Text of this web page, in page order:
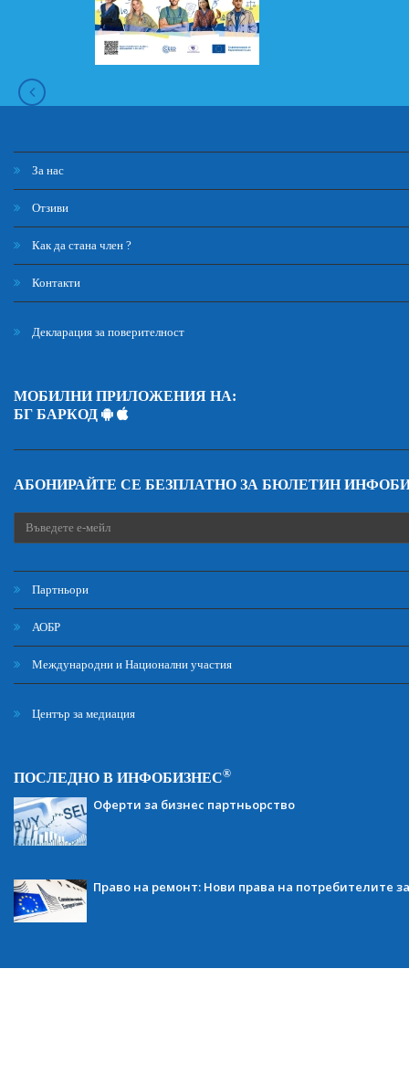
За нас
Отзиви
Как да стана член ?
Контакти
Декларация за поверителност
МОБИЛНИ ПРИЛОЖЕНИЯ НА:
БГ БАРКОД
АБОНИРАЙТЕ СЕ БЕЗПЛАТНО ЗА БЮЛЕТИН
Партньори
АОБР
Международни и Национални участия
Център за медиация
ПОСЛЕДНО В ИНФОБИЗНЕС®
Оферти за бизнес партньорство
Право на ремонт: Нови права на потребителите